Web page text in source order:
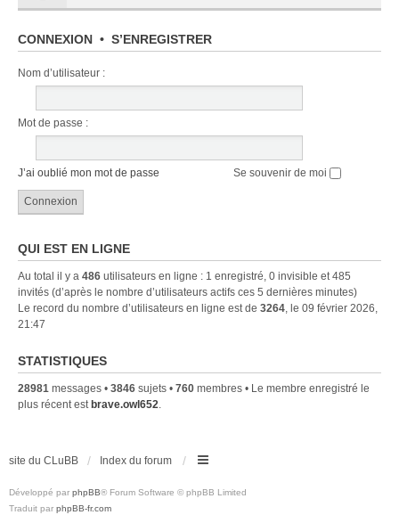
CONNEXION • S’ENREGISTRER
Nom d’utilisateur :
Mot de passe :
J’ai oublié mon mot de passe Se souvenir de moi
QUI EST EN LIGNE
Au total il y a 486 utilisateurs en ligne : 1 enregistré, 0 invisible et 485
invités (d’après le nombre d’utilisateurs actifs ces 5 dernières minutes)
Le record du nombre d’utilisateurs en ligne est de 3264, le 09 février 2026,
21:47
STATISTIQUES
28981 messages • 3846 sujets • 760 membres • Le membre enregistré le
plus récent estbrave.owl652.
site du CLuBB Index du forum
Développé par phpBB® Forum Software © phpBB Limited
Traduit par phpBB-fr.com